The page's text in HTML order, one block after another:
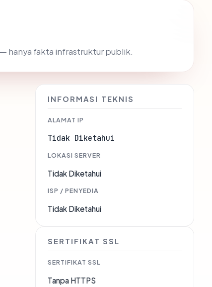
hanya fakta infrastruktur publik.
INFORMASI TEKNIS
ALAMAT IP
Tidak Diketahui
LOKASI SERVER
Tidak Diketahui
ISP / PENYEDIA
Tidak Diketahui
SERTIFIKAT SSL
SERTIFIKAT SSL
Tanpa HTTPS